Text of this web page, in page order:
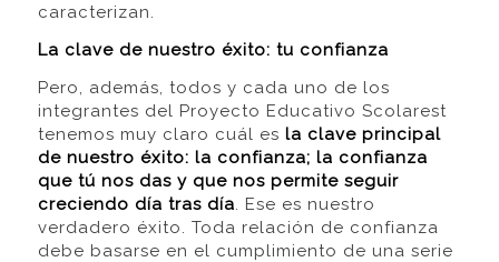
caracterizan.
La clave de nuestro éxito: tu confianza
Pero, además, todos y cada uno de los
integrantes del Proyecto Educativo Scolarest
tenemos muy claro cuál es la clave principal
de nuestro éxito: la confianza; la confianza
que tú nos das y que nos permite seguir
creciendo día tras día . Ese es nuestro
verdadero éxito. Toda relación de confianza
debe basarse en el cumplimiento de una serie